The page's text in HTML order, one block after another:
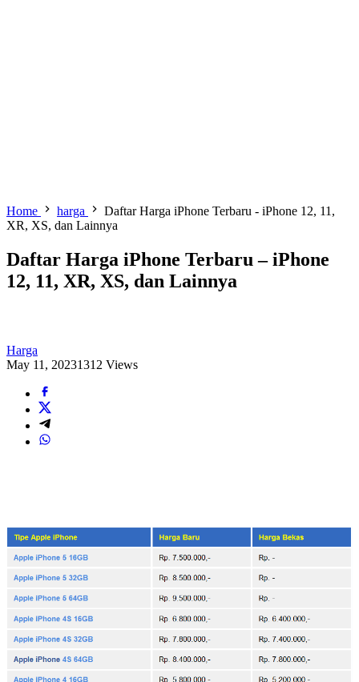
Home harga
Daftar Harga iPhone Terbaru - iPhone 12, 11,
XR, XS, dan Lainnya
Daftar Harga iPhone Terbaru – iPhone
12, 11, XR, XS, dan Lainnya
Harga
May 11, 20231312 Views